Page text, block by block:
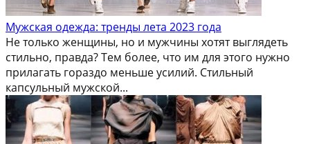
Мужская одежда: тренды лета 2023 года
Не только женщины, но и мужчины хотят выглядеть
стильно, правда? Тем более, что им для этого нужно
прилагать гораздо меньше усилий. Стильный
капсульный мужской...